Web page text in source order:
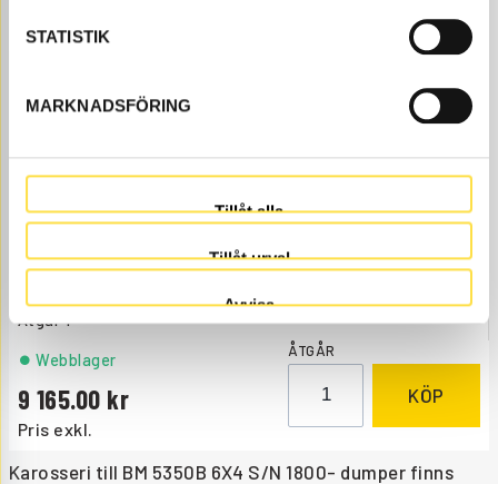
STATISTIK
MARKNADSFÖRING
Tillåt alla
Tillåt urval
Avvisa
Pris exkl.
FRAMSKÄRM, H
Åtgår1
Pris exkl.
9 165.00
Webblager ÅTGÅR
KÖP
Karosseri till BM 5350B 6X4 S/N 1800- dumper finns